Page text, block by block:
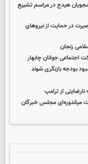
هیدج در مراسم تشییع
در حمایت از نیروهای
زنجان
اجتماعی جوانان چابهار
بودجه بازنگری شوند
از ترامپ
میاندوره‌ای مجلس خبرگان